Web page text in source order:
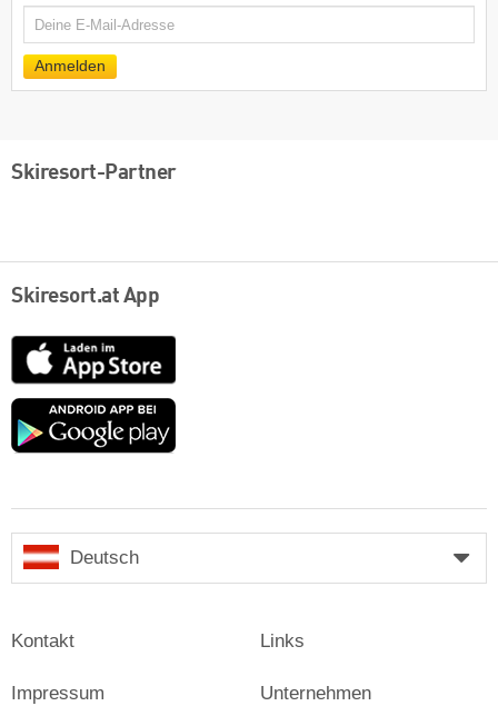
E-
Anmelden
Skiresort-Partner
Skiresort.at App
App
Store
Google
Deutsch
Kontakt
Impressum
Links
Unternehmen